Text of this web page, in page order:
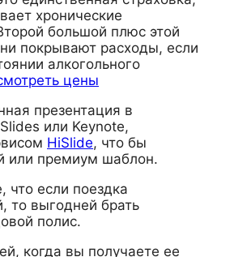
хронические
большой плюс этой
покрывают расходы, если
алкогольного
цены
презентация в
или Keynote,
HiSlide, что бы
или премиум шаблон.
что если поездка
то выгодней брать
полис.
когда вы получаете ее